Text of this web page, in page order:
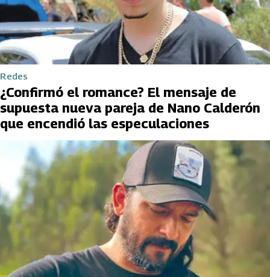
Redes
¿Confirmó el romance? El mensaje de
supuesta nueva pareja de Nano Calderón
que encendió las especulaciones